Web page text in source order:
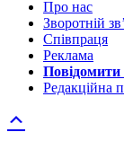
Про нас
Зворотній
Співпраця
Реклама
Повідомити
Редакційна